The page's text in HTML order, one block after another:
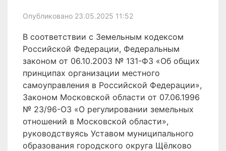
Опубликовано 23.05.2025 11:52
В соответствии с Земельным кодексом
Российской Федерации, Федеральным
законом от 06.10.2003 № 131-ФЗ «Об общих
принципах организации местного
самоуправления в Российской Федерации»,
Законом Московской области от 07.06.1996
№ 23/96-ОЗ «О регулировании земельных
отношений в Московской области»,
руководствуясь Уставом муниципального
образования городского округа Щёлково